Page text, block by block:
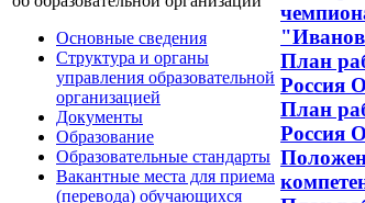
Основные сведения
Структура и органы
управления образовательной
организацией
Документы
Образование
Образовательные стандарты
Вакантные места для приема
(перевода) обучающихся
План
Россия
План
Россия